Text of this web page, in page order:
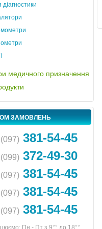
діагностики
медичного призначення
ЗАМОВЛЕНЬ
(097)381-54-45
(099)372-49-30
(097)381-54-45
(097)381-54-45
(097)381-54-45
Пн - Пт з 9°° до 18°°